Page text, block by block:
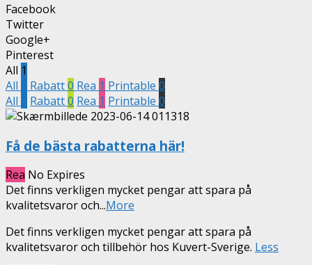
Facebook
Twitter
Google+
Pinterest
All 1
All
Rabatt0 Rea 1 Printable 0
All
Rabatt0 Rea 1 Printable 0
Få de bästa rabatterna här!
Rea No Expires
Det finns verkligen mycket pengar att spara på
kvalitetsvaror och...More
Det finns verkligen mycket pengar att spara på
kvalitetsvaror och tillbehör hos Kuvert-Sverige. Less